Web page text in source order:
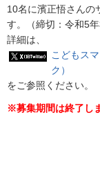
10名に濱正悟さんの
す。（締切：令和5年
詳細は、
こどもス
ク）
をご参照ください。
※募集期間は終了し